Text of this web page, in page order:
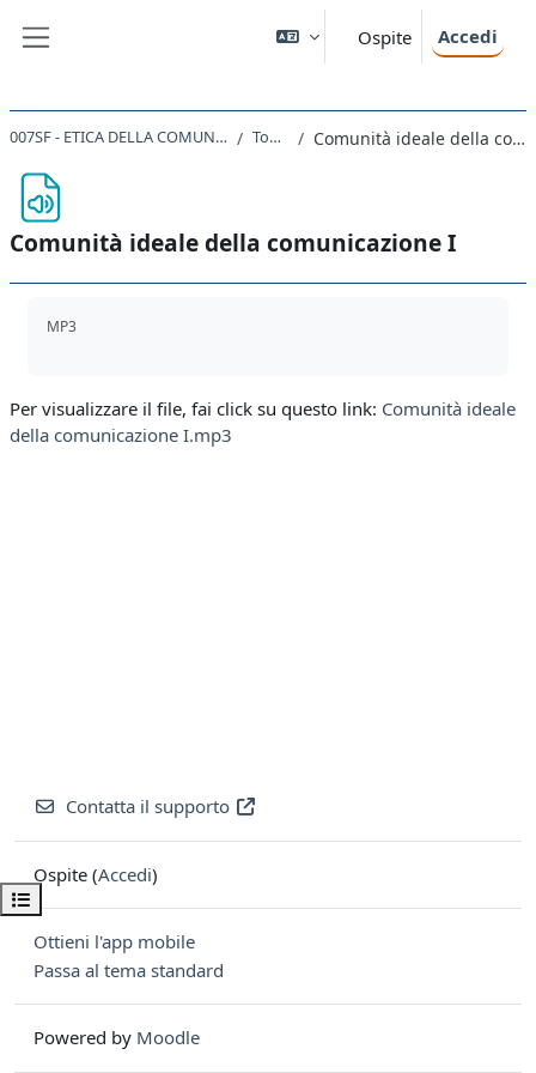
Ospite Accedi
Apri indice del corso
007SF - ETICA DELLA COMUNICAZIONE 2019 Topic 35 Comunità ideale della comunicazione I
Comunità ideale della comunicazione I
MP3
Per visualizzare il file, fai click su questo link: Comunità ideale
della comunicazione I.mp3
Contatta il supporto
Ospite (Accedi)
Ottieni l'app mobile
Passa al tema standard
Powered by Moodle